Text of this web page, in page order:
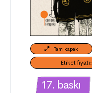
Tam kapak
Etiket fiyatı:
17. baskı